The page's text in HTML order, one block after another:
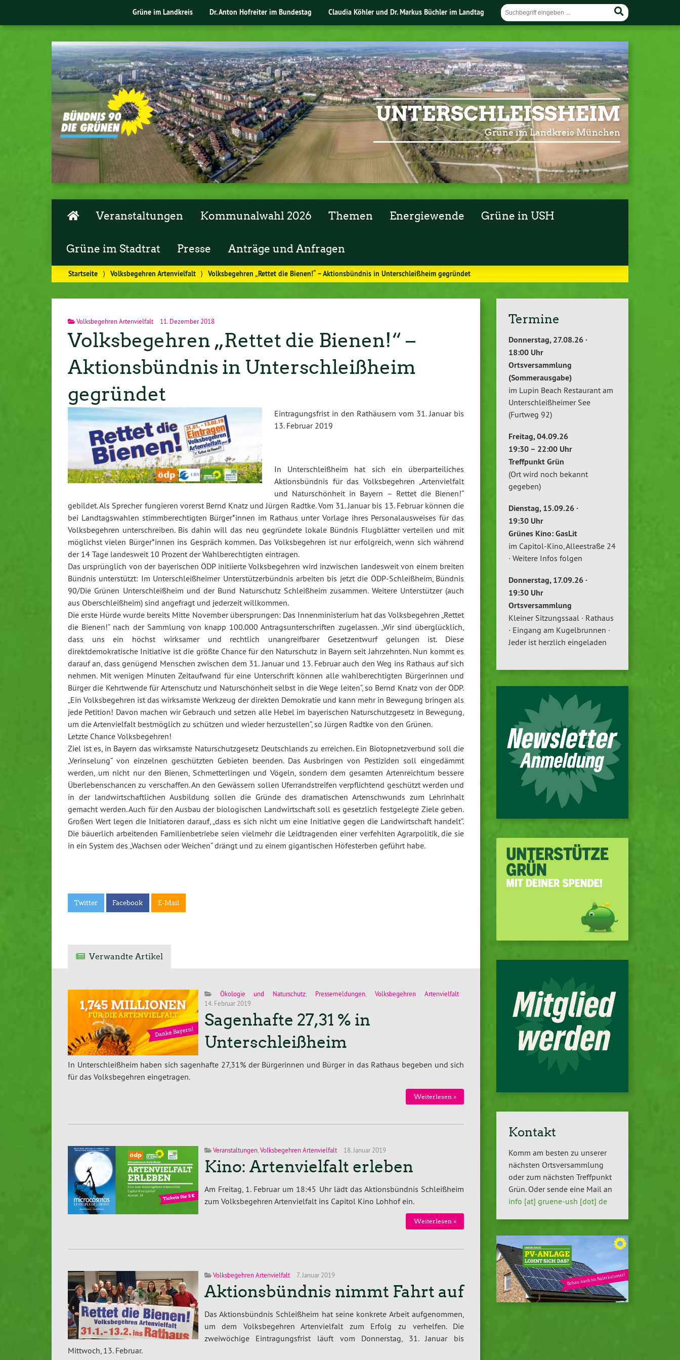
Grüne im Landkreis Dr. Anton Hofreiter im Bundestag Claudia Köhler und Dr. Markus Büchler im Landtag
UNTERSCHLEISSHEIM
Grüne im Landkreis München
Veranstaltungen Kommunalwahl 2026 Themen Energiewende Grüne in USH
Grüne im Stadtrat Presse Anträge und Anfragen
Startseite ⟩ Volksbegehren Artenvielfalt ⟩ Volksbegehren „Rettet die Bienen!“ – Aktionsbündnis in Unterschleißheim gegründet
Volksbegehren Artenvielfalt 11. Dezember 2018
Volksbegehren „Rettet die Bienen!“ –
Aktionsbündnis in Unterschleißheim
gegründet
Eintragungsfrist in den Rathäusern vom 31. Januar bis
13. Februar 2019
In Unterschleißheim hat sich ein überparteiliches
Aktionsbündnis für das Volksbegehren „Artenvielfalt
und Naturschönheit in Bayern – Rettet die Bienen!“
gebildet. Als Sprecher fungieren vorerst Bernd Knatz und Jürgen Radtke. Vom 31. Januar bis 13. Februar können die
bei Landtagswahlen stimmberechtigten Bürger*innen im Rathaus unter Vorlage ihres Personalausweises für das
Volksbegehren unterschreiben. Bis dahin will das neu gegründete lokale Bündnis Flugblätter verteilen und mit
möglichst vielen Bürger*innen ins Gespräch kommen. Das Volksbegehren ist nur erfolgreich, wenn sich während
der 14 Tage landesweit 10 Prozent der Wahlberechtigten eintragen.
Das ursprünglich von der bayerischen ÖDP initiierte Volksbegehren wird inzwischen landesweit von einem breiten
Bündnis unterstützt: Im Unterschleißheimer Unterstützerbündnis arbeiten bis jetzt die ÖDP-Schleißheim, Bündnis
90/Die Grünen Unterschleißheim und der Bund Naturschutz Schleißheim zusammen. Weitere Unterstützer (auch
aus Oberschleißheim) sind angefragt und jederzeit willkommen.
Die erste Hürde wurde bereits Mitte November übersprungen: Das Innenministerium hat das Volksbegehren „Rettet
die Bienen!“ nach der Sammlung von knapp 100.000 Antragsunterschriften zugelassen. „Wir sind überglücklich,
dass uns ein höchst wirksamer und rechtlich unangreifbarer Gesetzentwurf gelungen ist. Diese
direktdemokratische Initiative ist die größte Chance für den Naturschutz in Bayern seit Jahrzehnten. Nun kommt es
darauf an, dass genügend Menschen zwischen dem 31. Januar und 13. Februar auch den Weg ins Rathaus auf sich
nehmen. Mit wenigen Minuten Zeitaufwand für eine Unterschrift können alle wahlberechtigten Bürgerinnen und
Bürger die Kehrtwende für Artenschutz und Naturschönheit selbst in die Wege leiten“, so Bernd Knatz von der ÖDP.
„Ein Volksbegehren ist das wirksamste Werkzeug der direkten Demokratie und kann mehr in Bewegung bringen als
jede Petition! Davon machen wir Gebrauch und setzen alle Hebel im bayerischen Naturschutzgesetz in Bewegung,
um die Artenvielfalt bestmöglich zu schützen und wieder herzustellen“, so Jürgen Radtke von den Grünen.
Letzte Chance Volksbegehren!
Ziel ist es, in Bayern das wirksamste Naturschutzgesetz Deutschlands zu erreichen. Ein Biotopnetzverbund soll die
„Verinselung“ von einzelnen geschützten Gebieten beenden. Das Ausbringen von Pestiziden soll eingedämmt
werden, um nicht nur den Bienen, Schmetterlingen und Vögeln, sondern dem gesamten Artenreichtum bessere
Überlebenschancen zu verschaffen. An den Gewässern sollen Uferrandstreifen verpflichtend geschützt werden und
in der landwirtschaftlichen Ausbildung sollen die Gründe des dramatischen Artenschwunds zum Lehrinhalt
gemacht werden. Auch für den Ausbau der biologischen Landwirtschaft soll es gesetzlich festgelegte Ziele geben.
Großen Wert legen die Initiatoren darauf, „dass es sich nicht um eine Initiative gegen die Landwirtschaft handelt“.
Die bäuerlich arbeitenden Familienbetriebe seien vielmehr die Leidtragenden einer verfehlten Agrarpolitik, die sie
in ein System des „Wachsen oder Weichen“ drängt und zu einem gigantischen Höfesterben geführt habe.
Twitter Facebook E-Mail
Verwandte Artikel
Ökologie und Naturschutz, Pressemeldungen,Volksbegehren Artenvielfalt
14. Februar 2019
Sagenhafte 27,31 % in
Unterschleißheim
In Unterschleißheim haben sich sagenhafte 27,31% der Bürgerinnen und Bürger in das Rathaus begeben und sich
für das Volksbegehren eingetragen.
Weiterlesen »
Veranstaltungen,Volksbegehren Artenvielfalt 18. Januar 2019
Kino: Artenvielfalt erleben
Am Freitag, 1. Februar um 18:45 Uhr lädt das Aktionsbündnis Schleißheim
zum Volksbegehren Artenvielfalt ins Capitol Kino Lohhof ein.
Weiterlesen »
Volksbegehren Artenvielfalt 7. Januar 2019
Aktionsbündnis nimmt Fahrt auf
Das Aktionsbündnis Schleißheim hat seine konkrete Arbeit aufgenommen,
um dem Volksbegehren Artenvielfalt zum Erfolg zu verhelfen. Die
zweiwöchige Eintragungsfrist läuft vom Donnerstag, 31. Januar bis
Mittwoch, 13. Februar.
Termine
Donnerstag, 27.08.26 ·
18:00 Uhr
Ortsversammlung
(Sommerausgabe)
im Lupin Beach Restaurant am
Unterschleißheimer See
(Furtweg 92)
Freitag, 04.09.26
19:30 – 22:00 Uhr
Treffpunkt Grün
(Ort wird noch bekannt
gegeben)
Dienstag, 15.09.26 ·
19:30 Uhr
Grünes Kino: GasLit
im Capitol-Kino, Alleestraße 24
· Weitere Infos folgen
Donnerstag, 17.09.26 ·
19:30 Uhr
Ortsversammlung
Kleiner Sitzungssaal · Rathaus
· Eingang am Kugelbrunnen ·
Jeder ist herzlich eingeladen
Kontakt
Komm am besten zu unserer
nächsten Ortsversammlung
oder zum nächsten Treffpunkt
Grün. Oder sende eine Mail an
info [at] gruene-ush [dot] de